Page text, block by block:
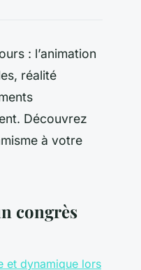
: l’animation
réalité
Découvrez
à votre
congrès
et dynamique lors